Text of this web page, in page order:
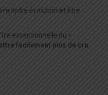
notre évolution et être
exceptionnelle du «
facilement plus de cru